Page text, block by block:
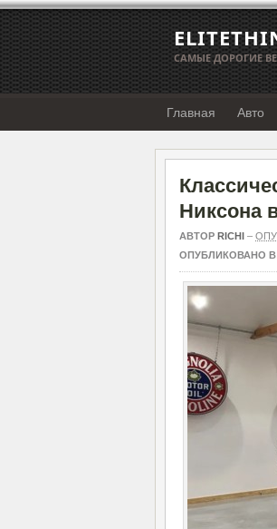
САМЫЕ ДОРОГИЕ
Главная Авто
Никсона
АВТОР RICHI –
ОПУБЛИКОВАНО